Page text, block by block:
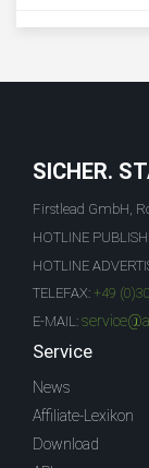
SICHER.
Firstlead GmbH,
HOTLINE
HOTLINE
TELEFAX: +49
E-MAIL:
Service
News
Affiliate-Lexikon
Download